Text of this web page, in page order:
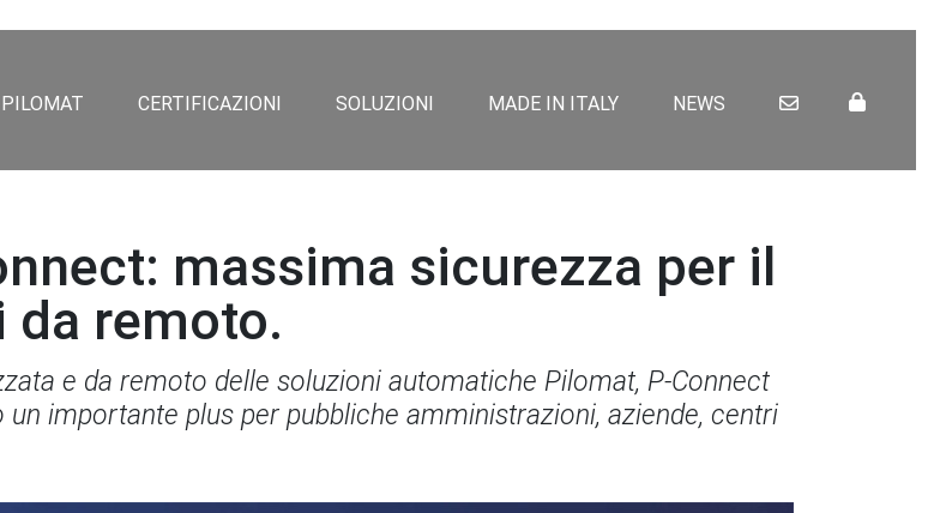
CERTIFICAZIONI SOLUZIONI MADE IN ITALY NEWS
massima sicurezza per il
remoto.
e da remoto delle soluzioni automatiche Pilomat, P-Connect
importante plus per pubbliche amministrazioni, aziende, centri